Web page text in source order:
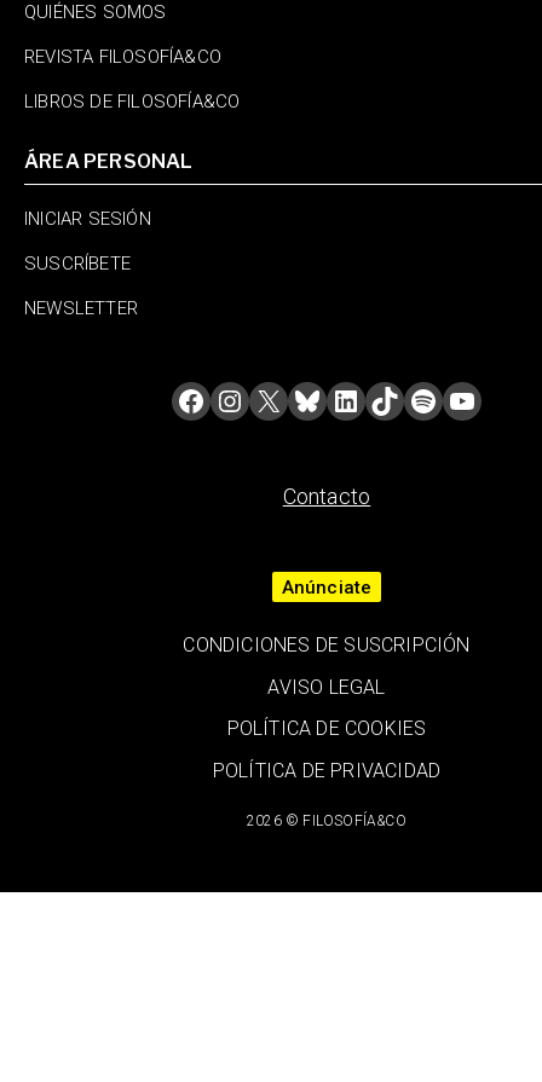
QUIÉNES SOMOS
REVISTA FILOSOFÍA&CO
LIBROS DE FILOSOFÍA&CO
ÁREA PERSONAL
INICIAR SESIÓN
SUSCRÍBETE
NEWSLETTER
Contacto
2026 © FILOSOFÍA&CO
Anúnciate
CONDICIONES DE SUSCRIPCIÓN
AVISO LEGAL
POLÍTICA DE COOKIES
POLÍTICA DE PRIVACIDAD